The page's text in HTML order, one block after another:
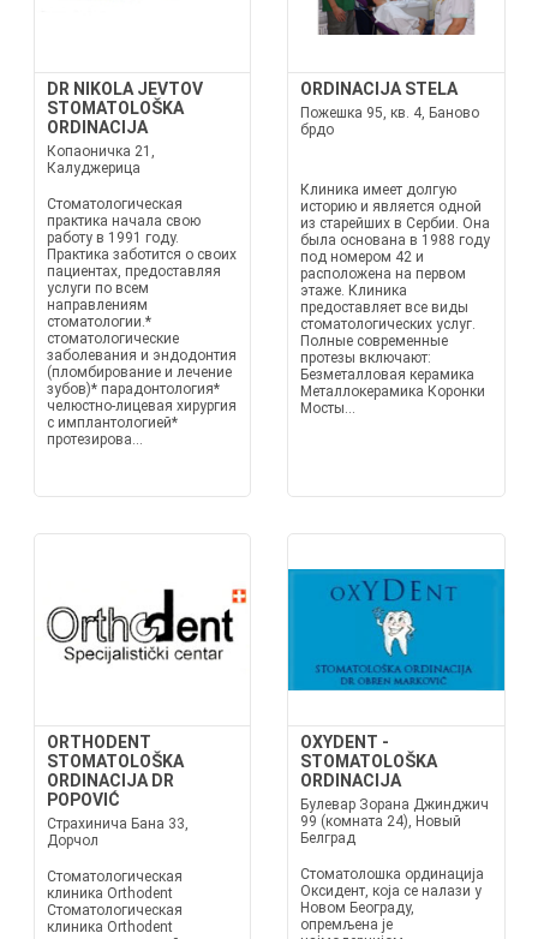
DR NIKOLA JEVTOV
STOMATOLOŠKA
ORDINACIJA
Копаоничка 21,
Калуджерица
Стоматологическая
практика начала свою
работу в 1991 году.
Практика заботится о своих
пациентах, предоставляя
услуги по всем
направлениям
стоматологии.*
стоматологические
заболевания и эндодонтия
(пломбирование и лечение
зубов)* парадонтология*
челюстно-лицевая хирургия
с имплантологией*
протезирова...
ORDINACIJA STELA
Пожешка 95, кв. 4, Баново
брдо
Клиника имеет долгую
историю и является одной
из старейших в Сербии. Она
была основана в 1988 году
под номером 42 и
расположена на первом
этаже. Клиника
предоставляет все виды
стоматологических услуг.
Полные современные
протезы включают:
Безметалловая керамика
Металлокерамика Коронки
Мосты...
ORTHODENT
STOMATOLOŠKA
ORDINACIJA DR
POPOVIĆ
Страхинича Бана 33,
Дорчол
Стоматологическая
клиника Orthodent
Стоматологическая
клиника Orthodent
OXYDENT -
STOMATOLOŠKA
ORDINACIJA
Булевар Зорана Джинджич
99 (комната 24), Новый
Белград
Стоматолошка ординација
Оксидент, која се налази у
Новом Београду,
опремљена је